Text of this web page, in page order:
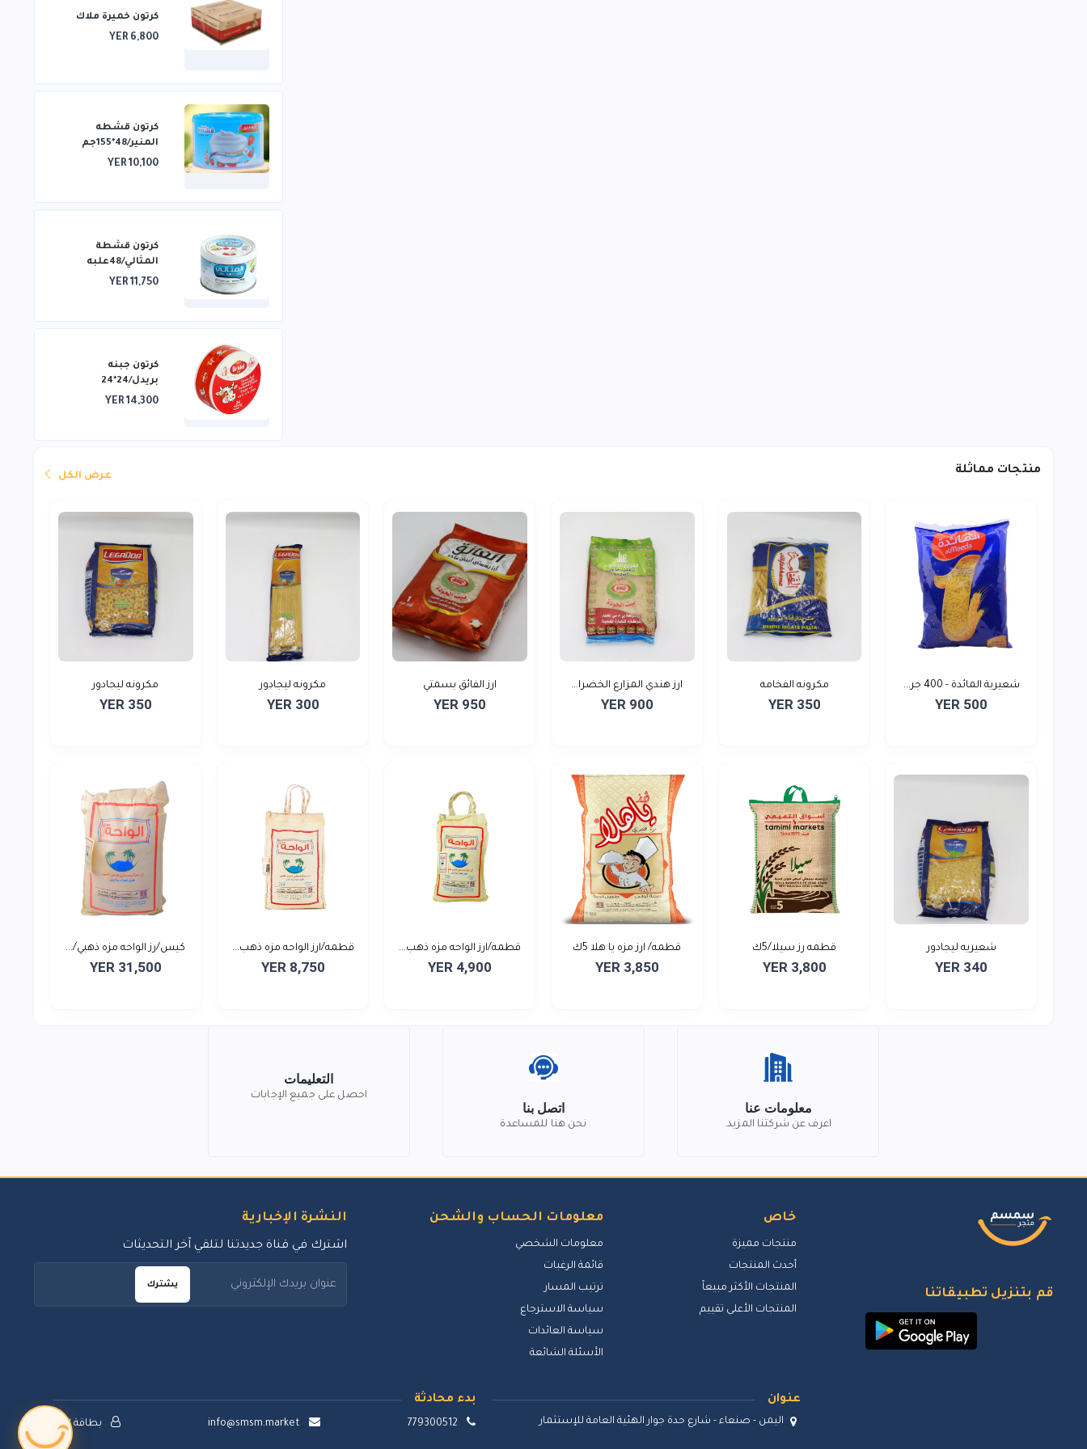
كرتون خميرة ملاك
YER 6,800
كرتون قشطه
المنير/48*155جم
YER 10,100
كرتون قشطة
المثالي/48علبه
YER 11,750
كرتون جبنه
بريدل/24*24
YER 14,300
منتجات مماثلة عرض الكل
شعيرية المائدة - 400 جر...
YER 500
مكرونه الفخامه
YER 350
ارز هندي المزارع الخضرا...
YER 900
ارز الفائق بسمتي
YER 950
مكرونه ليجادور
YER 300
مكرونه ليجادور
YER 350
شعيريه ليجادور
YER 340
قطمه رز سيلا/5ك
YER 3,800
قطمه/ ارز مزه يا هلا 5ك
YER 3,850
قطمه/ارز الواحه مزه ذهب...
YER 4,900
قطمه/ارز الواحه مزه ذهب...
YER 8,750
كيس/رز الواحه مزه ذهبي/...
YER 31,500
معلومات عنا
اعرف عن شركتنا المزيد.
اتصل بنا
نحن هنا للمساعدة
التعليمات
احصل على جميع الإجابات
قم بتنزيل تطبيقاتنا
خاص
منتجات مميزة
أحدث المنتجات
المنتجات الأكثر مبيعاً
المنتجات الأعلى تقييم
معلومات الحساب والشحن
معلومات الشخصي
قائمة الرغبات
ترتيب المسار
سياسة الاسترجاع
سياسة العائدات
الأسئلة الشائعة
النشرة الإخبارية
اشترك في قناة جديدتنا لتلقي آخر التحديثات
يشترك
بدء محادثة
779300512
info@smsm.market بطاقة الدعم
عنوان
اليمن - صنعاء - شارع حدة جوار الهئية العامة للإستثمار